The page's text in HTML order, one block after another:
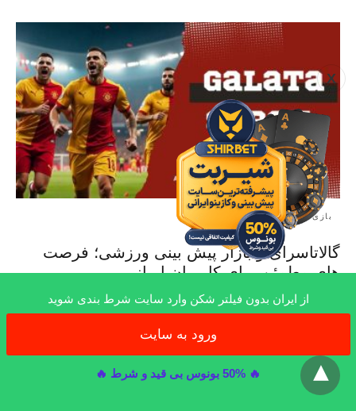
X
بازی های ورزشی
گالاتاسرای و بازار پیش‌ بینی ورزشی؛ فرصت‌
های مطمئن برای کاربران ایرانی
در این مطلب یکی از تیم های فوتبال بزرگ ترکیه، به نام گالاتاسرای را
معرفی…
از ایران بدون فیلتر شکن وارد سایت شرط بندی شوید
ورود به سایت
🔥 50% بونوس بی قید و شرط 🔥